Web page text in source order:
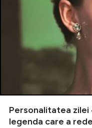
Personalitatea zilei
legenda care a